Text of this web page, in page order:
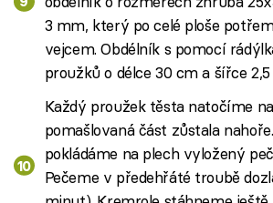
3 mm, který po celé ploše
vejcem. Obdélník s pomocí
proužků o délce 30 cm a šířce
Každý proužek těsta natočíme
pomašlovaná část zůstala
pokládáme na plech vyložený
Pečeme v předehřáté troubě